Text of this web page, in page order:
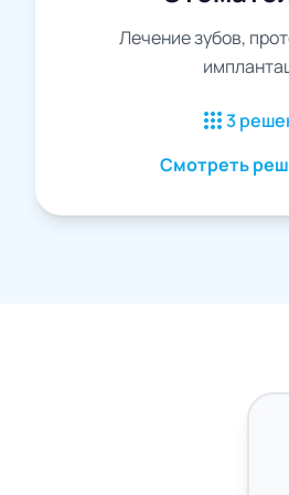
Лечение зубов,
apps3
Смотреть